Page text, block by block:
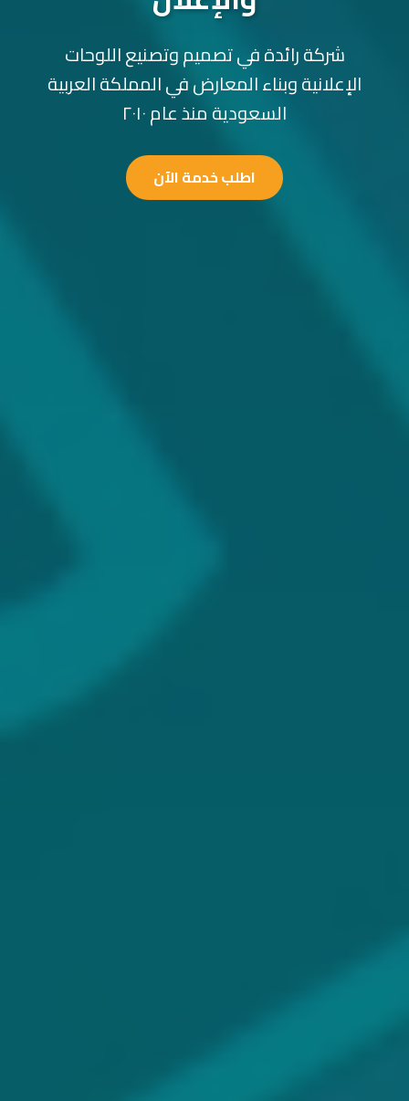
شركة رائدة في تصميم وتصنيع اللوحات
الإعلانية وبناء المعارض في المملكة العربية
السعودية منذ عام ٢٠١٠
اطلب خدمة الآن